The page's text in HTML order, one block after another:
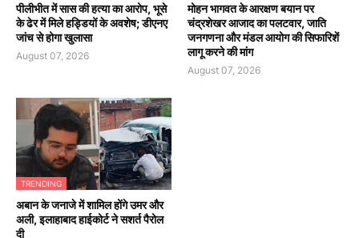
पीलीभीत में सास की हत्या का आरोप, भूसे
के ढेर में मिले हड्डियों के अवशेष; डीएनए
जांच से होगा खुलासा
August 07, 2026
मोहन भागवत के आरक्षण बयान पर
चंद्रशेखर आजाद का पलटवार, जाति
जनगणना और मंडल आयोग की सिफारिशें
लागू करने की मांग
August 07, 2026
TRENDING
अबान के जनाजे में शामिल होंगे उमर और
अली, इलाहाबाद हाईकोर्ट ने सशर्त पैरोल
दी